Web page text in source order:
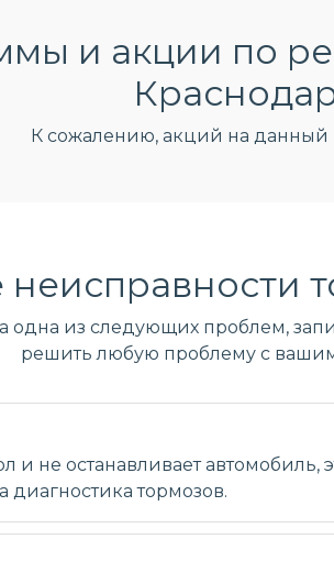
и акции по
К сожалению, акций на данный
одна из следующих проблем,
решить любую проблему с
и не останавливает
диагностика тормозов.